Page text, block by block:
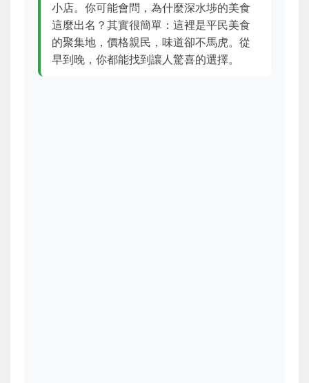
小店。你可能會問，為什麼深水埗的美食
這麼出名？其實很簡單：這裡是平民美食
的聚集地，價格親民，味道卻不馬虎。從
早到晚，你都能找到讓人驚喜的選擇。